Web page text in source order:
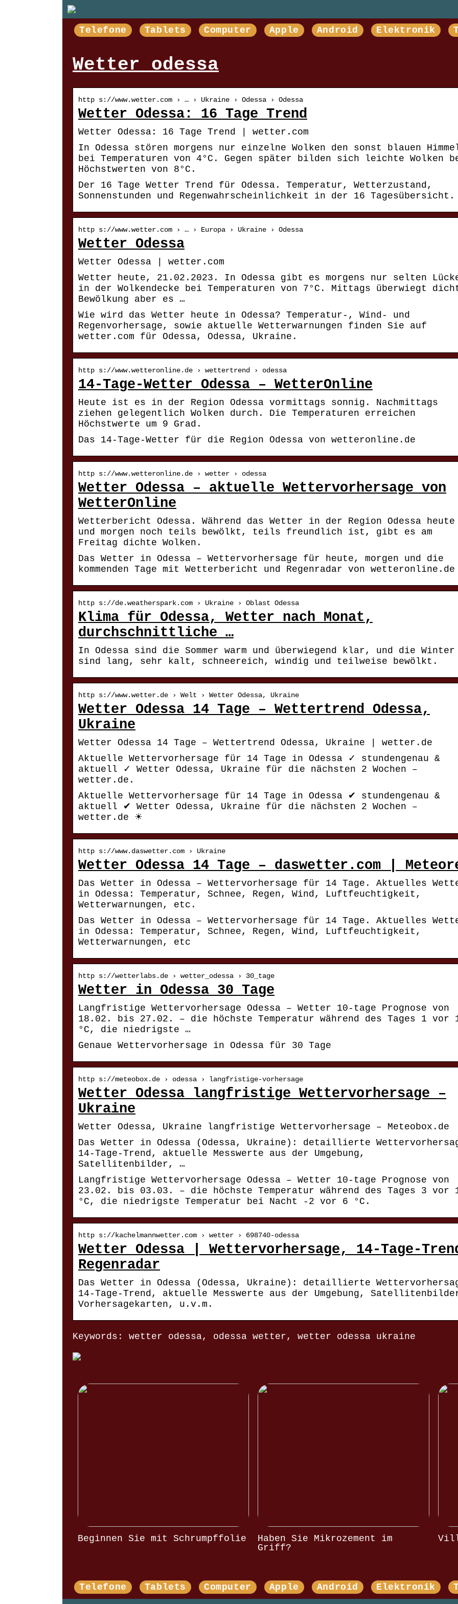
Telefone Tablets Computer Apple Android Elektronik
Wetter odessa
http s://www.wetter.com › … › Ukraine › Odessa › Odessa
Wetter Odessa: 16 Tage Trend
Wetter Odessa: 16 Tage Trend | wetter.com
In Odessa stören morgens nur einzelne Wolken den sonst blauen
bei Temperaturen von 4°C. Gegen später bilden sich leichte Wolken
Höchstwerten von 8°C.
Der 16 Tage Wetter Trend für Odessa. Temperatur, Wetterzustand,
Sonnenstunden und Regenwahrscheinlichkeit in der 16 Tagesübersicht.
http s://www.wetter.com › … › Europa › Ukraine › Odessa
Wetter Odessa
Wetter Odessa | wetter.com
Wetter heute, 21.02.2023. In Odessa gibt es morgens nur selten
in der Wolkendecke bei Temperaturen von 7°C. Mittags überwiegt
Bewölkung aber es …
Wie wird das Wetter heute in Odessa? Temperatur-, Wind- und
Regenvorhersage, sowie aktuelle Wetterwarnungen finden Sie auf
wetter.com für Odessa, Odessa, Ukraine.
http s://www.wetteronline.de › wettertrend › odessa
14-Tage-Wetter Odessa – WetterOnline
Heute ist es in der Region Odessa vormittags sonnig. Nachmittags
ziehen gelegentlich Wolken durch. Die Temperaturen erreichen
Höchstwerte um 9 Grad.
Das 14-Tage-Wetter für die Region Odessa von wetteronline.de
http s://www.wetteronline.de › wetter › odessa
Wetter Odessa – aktuelle Wettervorhersage von
WetterOnline
Wetterbericht Odessa. Während das Wetter in der Region Odessa heute
und morgen noch teils bewölkt, teils freundlich ist, gibt es am
Freitag dichte Wolken.
Das Wetter in Odessa – Wettervorhersage für heute, morgen und die
kommenden Tage mit Wetterbericht und Regenradar von wetteronline.de
http s://de.weatherspark.com › Ukraine › Oblast Odessa
Klima für Odessa, Wetter nach Monat,
durchschnittliche …
In Odessa sind die Sommer warm und überwiegend klar, und die Winter
sind lang, sehr kalt, schneereich, windig und teilweise bewölkt.
http s://www.wetter.de › Welt › Wetter Odessa, Ukraine
Wetter Odessa 14 Tage – Wettertrend Odessa,
Ukraine
Wetter Odessa 14 Tage – Wettertrend Odessa, Ukraine | wetter.de
Aktuelle Wettervorhersage für 14 Tage in Odessa ✓ stundengenau &
aktuell ✓ Wetter Odessa, Ukraine für die nächsten 2 Wochen –
wetter.de.
Aktuelle Wettervorhersage für 14 Tage in Odessa ✔ stundengenau &
aktuell ✔ Wetter Odessa, Ukraine für die nächsten 2 Wochen –
wetter.de ☀
http s://www.daswetter.com › Ukraine
Wetter Odessa 14 Tage – daswetter.com |
Das Wetter in Odessa – Wettervorhersage für 14 Tage. Aktuelles
in Odessa: Temperatur, Schnee, Regen, Wind, Luftfeuchtigkeit,
Wetterwarnungen, etc.
Das Wetter in Odessa – Wettervorhersage für 14 Tage. Aktuelles
in Odessa: Temperatur, Schnee, Regen, Wind, Luftfeuchtigkeit,
Wetterwarnungen, etc
http s://wetterlabs.de › wetter_odessa › 30_tage
Wetter in Odessa 30 Tage
Langfristige Wettervorhersage Odessa – Wetter 10-tage Prognose von
18.02. bis 27.02. – die höchste Temperatur während des Tages 1 vor
°C, die niedrigste …
Genaue Wettervorhersage in Odessa für 30 Tage
http s://meteobox.de › odessa › langfristige-vorhersage
Wetter Odessa langfristige Wettervorhersage –
Ukraine
Wetter Odessa, Ukraine langfristige Wettervorhersage – Meteobox.de
Das Wetter in Odessa (Odessa, Ukraine): detaillierte
14-Tage-Trend, aktuelle Messwerte aus der Umgebung,
Satellitenbilder, …
Langfristige Wettervorhersage Odessa – Wetter 10-tage Prognose von
23.02. bis 03.03. – die höchste Temperatur während des Tages 3 vor
°C, die niedrigste Temperatur bei Nacht -2 vor 6 °C.
http s://kachelmannwetter.com › wetter › 698740-odessa
Wetter Odessa | Wettervorhersage, 14-Tage-
Regenradar
Das Wetter in Odessa (Odessa, Ukraine): detaillierte
14-Tage-Trend, aktuelle Messwerte aus der Umgebung,
Vorhersagekarten, u.v.m.
Keywords: wetter odessa, odessa wetter, wetter odessa ukraine
Beginnen Sie mit Schrumpffolie
Haben Sie Mikrozement im
Griff?
Telefone Tablets Computer Apple Android Elektronik